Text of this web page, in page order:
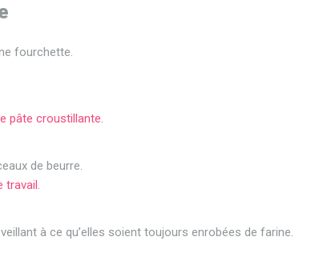
fourchette.
pâte croustillante.
de beurre.
travail.
à ce qu’elles soient toujours enrobées de farine.